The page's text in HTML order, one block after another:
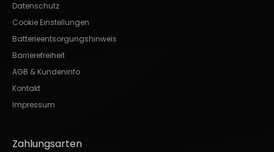
Datenschutz
Cookie Einstellungen
Batterieentsorgungshinweis
Barrierefreiheit
AGB & Kundeninfo
Kontakt
Impressum
Zahlungsarten